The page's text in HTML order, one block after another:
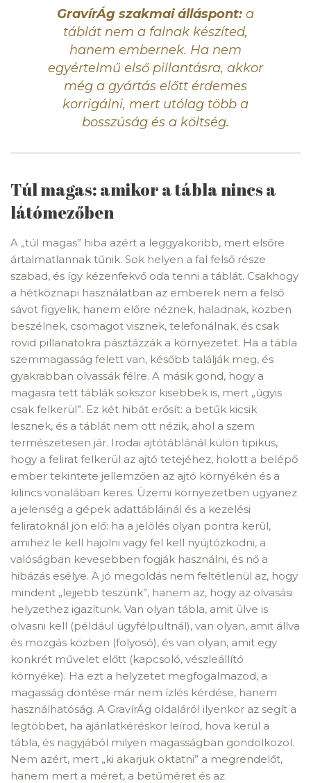
GravírÁg szakmai álláspont: a
táblát nem a falnak készíted,
hanem embernek. Ha nem
egyértelmű első pillantásra, akkor
még a gyártás előtt érdemes
korrigálni, mert utólag több a
bosszúság és a költség.
Túl magas: amikor a tábla nincs a
látómezőben
A „túl magas” hiba azért a leggyakoribb, mert elsőre
ártalmatlannak tűnik. Sok helyen a fal felső része
szabad, és így kézenfekvő oda tenni a táblát. Csakhogy
a hétköznapi használatban az emberek nem a felső
sávot figyelik, hanem előre néznek, haladnak, közben
beszélnek, csomagot visznek, telefonálnak, és csak
rövid pillanatokra pásztázzák a környezetet. Ha a tábla
szemmagasság felett van, később találják meg, és
gyakrabban olvassák félre. A másik gond, hogy a
magasra tett táblák sokszor kisebbek is, mert „úgyis
csak felkerül”. Ez két hibát erősít: a betűk kicsik
lesznek, és a táblát nem ott nézik, ahol a szem
természetesen jár. Irodai ajtótáblánál külön tipikus,
hogy a felirat felkerül az ajtó tetejéhez, holott a belépő
ember tekintete jellemzően az ajtó környékén és a
kilincs vonalában keres. Üzemi környezetben ugyanez
a jelenség a gépek adattábláinál és a kezelési
feliratoknál jön elő: ha a jelölés olyan pontra kerül,
amihez le kell hajolni vagy fel kell nyújtózkodni, a
valóságban kevesebben fogják használni, és nő a
hibázás esélye. A jó megoldás nem feltétlenül az, hogy
mindent „lejjebb teszünk”, hanem az, hogy az olvasási
helyzethez igazítunk. Van olyan tábla, amit ülve is
olvasni kell (például ügyfélpultnál), van olyan, amit állva
és mozgás közben (folyosó), és van olyan, amit egy
konkrét művelet előtt (kapcsoló, vészleállító
környéke). Ha ezt a helyzetet megfogalmazod, a
magasság döntése már nem ízlés kérdése, hanem
használhatóság. A GravírÁg oldaláról ilyenkor az segít a
legtöbbet, ha ajánlatkéréskor leírod, hova kerül a
tábla, és nagyjából milyen magasságban gondolkozol.
Nem azért, mert „ki akarjuk oktatni” a megrendelőt,
hanem mert a méret, a betűméret és az